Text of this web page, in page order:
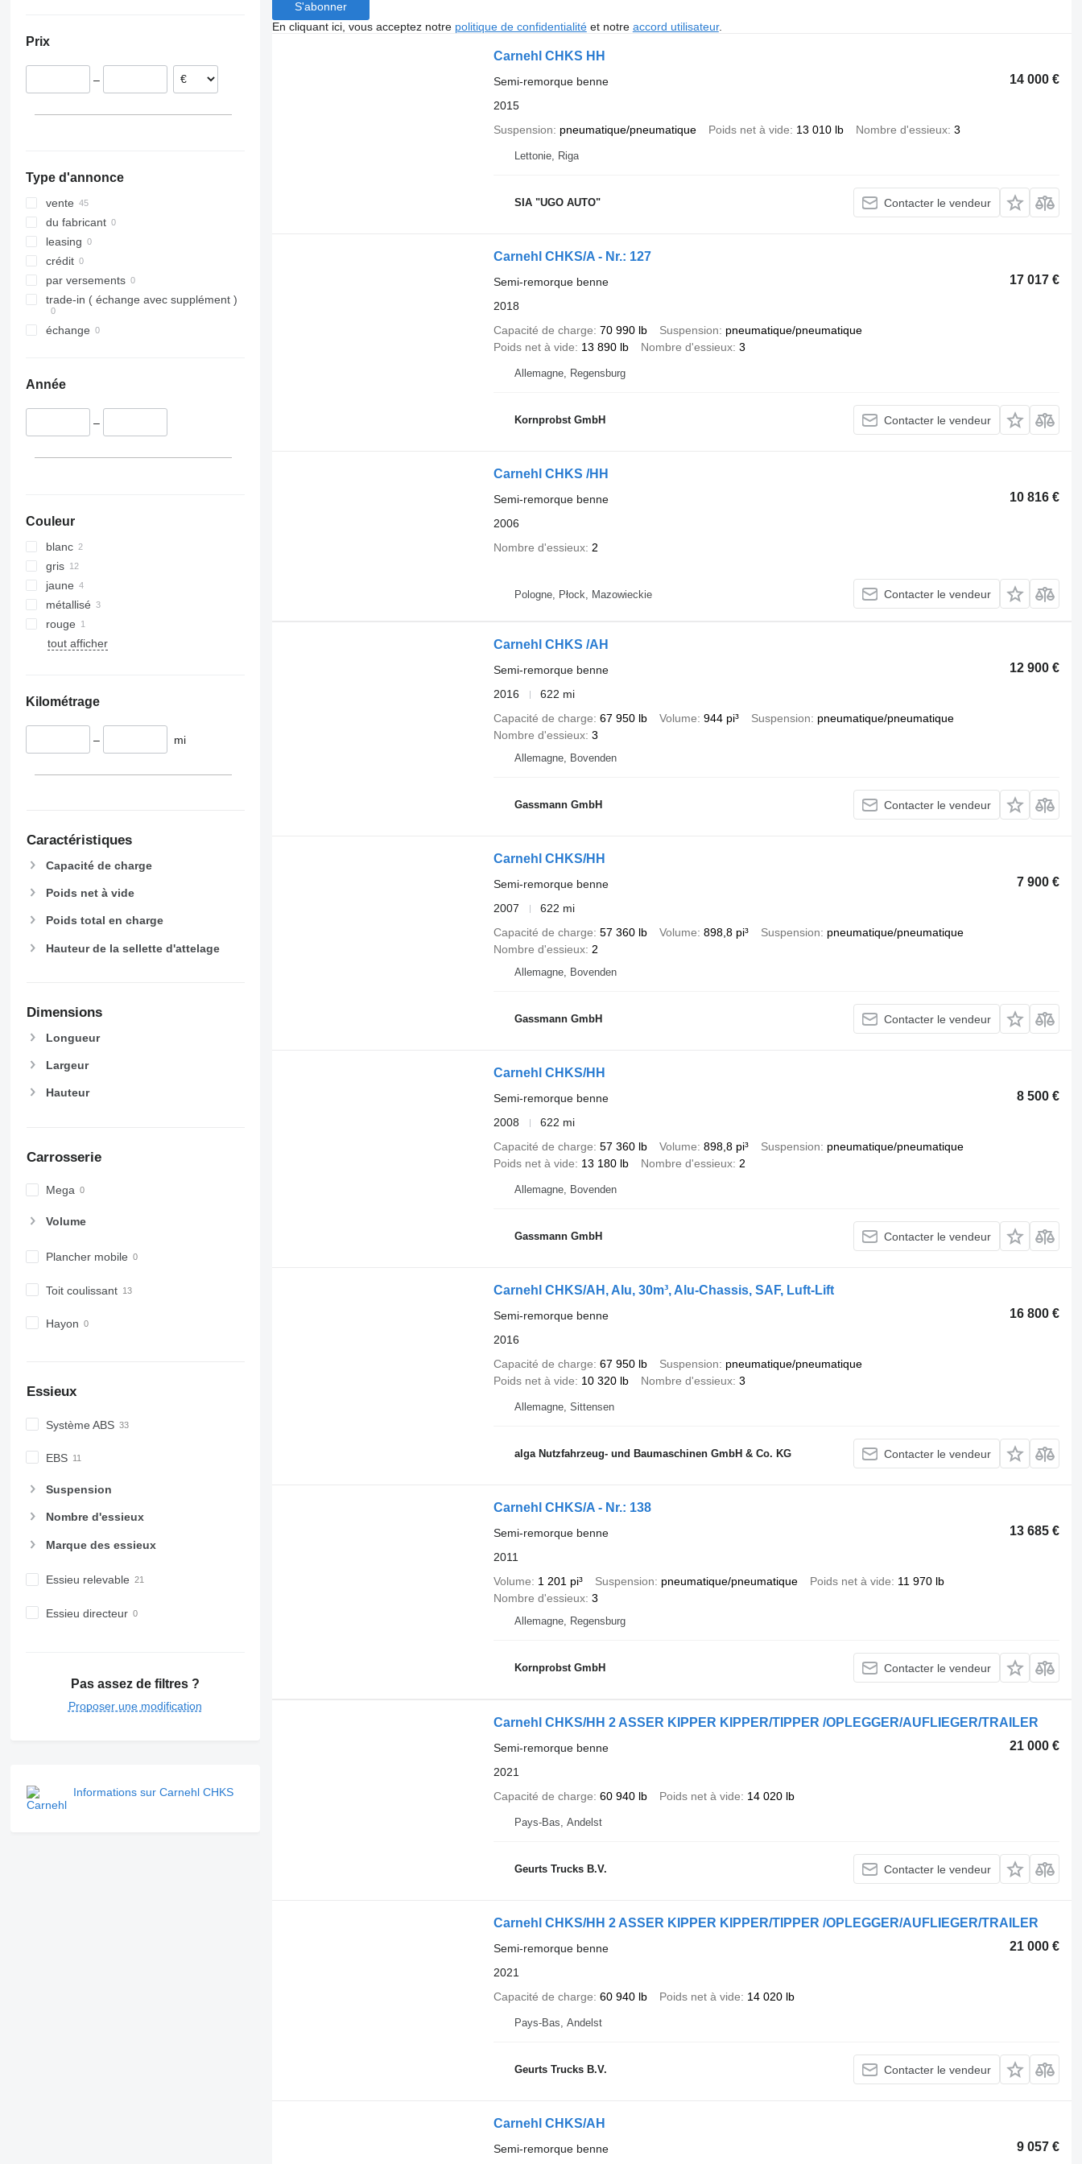
Estonie
Roumanie
Prix
–
Type d'annonce
vente
du fabricant
leasing
crédit
par versements
trade-in ( échange avec supplément )
échange
Année
–
Couleur
blanc
gris
jaune
métallisé
rouge
tout afficher
Kilométrage
– mi
Caractéristiques
Capacité de charge
Poids net à vide
Poids total en charge
Hauteur de la sellette d'attelage
Dimensions
Longueur
Largeur
Hauteur
Carrosserie
Mega
Volume
Plancher mobile
Toit coulissant
Hayon
Essieux
Système ABS
EBS
Suspension
Nombre d'essieux
Marque des essieux
Essieu relevable
Essieu directeur
Pas assez de filtres ?
Proposer une modification
Informations sur Carnehl CHKS
S'abonner
En cliquant ici, vous acceptez notre politique de confidentialitéet notre accord utilisateur.
Carnehl CHKS HH
14 000 €
Semi-remorque benne
2015
Suspension
pneumatique/pneumatique Poids net à vide 13 010 lb Nombre d'essieux 3
Lettonie, Riga
SIA "UGO AUTO" Contacter le vendeur
Carnehl CHKS/A - Nr.: 127
17 017 €
Semi-remorque benne
2018
Capacité de charge 70 990 lb Suspension
pneumatique/pneumatique
Poids net à vide
13 890 lb Nombre d'essieux 3
Allemagne, Regensburg
Kornprobst GmbH Contacter le vendeur
Carnehl CHKS /HH
10 816 €
Semi-remorque benne
2006
Nombre d'essieux 2
Pologne, Płock, Mazowieckie Contacter le vendeur
Carnehl CHKS /AH
12 900 €
Semi-remorque benne
2016
622 mi
Capacité de charge 67 950 lb Volume 944 pi³ Suspension
pneumatique/pneumatique
Nombre d'essieux 3
Allemagne, Bovenden
Gassmann GmbH Contacter le vendeur
Carnehl CHKS/HH
7 900 €
Semi-remorque benne
2007
622 mi
Capacité de charge 57 360 lb Volume 898,8 pi³ Suspension
pneumatique/pneumatique
Nombre d'essieux 2
Allemagne, Bovenden
Gassmann GmbH Contacter le vendeur
Carnehl CHKS/HH
8 500 €
Semi-remorque benne
2008
622 mi
Capacité de charge 57 360 lb Volume 898,8 pi³ Suspension
pneumatique/pneumatique
Poids net à vide
13 180 lb Nombre d'essieux 2
Allemagne, Bovenden
Gassmann GmbH Contacter le vendeur
Carnehl CHKS/AH, Alu, 30m³, Alu-Chassis, SAF, Luft-Lift
16 800 €
Semi-remorque benne
2016
Capacité de charge 67 950 lb Suspension
pneumatique/pneumatique
Poids net à vide
10 320 lb Nombre d'essieux 3
Allemagne, Sittensen
alga Nutzfahrzeug- und Baumaschinen GmbH & Co. KG Contacter le vendeur
Carnehl CHKS/A - Nr.: 138
13 685 €
Semi-remorque benne
2011
Volume
1 201 pi³ Suspension pneumatique/pneumatique Poids net à vide
11 970 lb
Nombre d'essieux 3
Allemagne, Regensburg
Kornprobst GmbH Contacter le vendeur
Carnehl CHKS/HH 2 ASSER KIPPER KIPPER/TIPPER /OPLEGGER/AUFLIEGER/TRAILER
21 000 €
Semi-remorque benne
2021
Capacité de charge 60 940 lb Poids net à vide 14 020 lb
Pays-Bas, Andelst
Geurts Trucks B.V. Contacter le vendeur
Carnehl CHKS/HH 2 ASSER KIPPER KIPPER/TIPPER /OPLEGGER/AUFLIEGER/TRAILER
21 000 €
Semi-remorque benne
2021
Capacité de charge 60 940 lb Poids net à vide 14 020 lb
Pays-Bas, Andelst
Geurts Trucks B.V. Contacter le vendeur
Carnehl CHKS/AH
9 057 €
Semi-remorque benne